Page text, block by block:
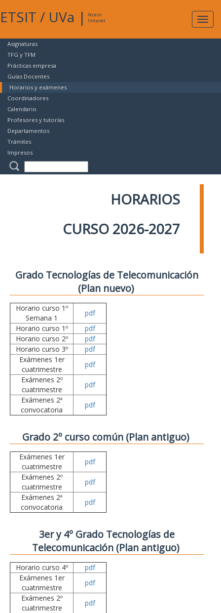
ETSIT / UVa |
Acceso
Intranet
Asignaturas
TFG y TFM
Prácticas empresa
Guías Docentes
Horarios y exámenes
Coordinadores
Calendario
Profesores y tutorías
Departamentos
Trámites
Impresos
HORARIOS
CURSO 2026-2027
Grado Tecnologías de Telecomunicación
(Plan nuevo)
Horario curso 1º
Semana 1
pdf
Horario curso 1º
pdf
Horario curso 2º
pdf
Horario curso 3º
pdf
Exámenes 1er
cuatrimestre
pdf
Exámenes 2º
cuatrimestre
pdf
Exámenes 2ª
convocatoria
pdf
Grado 2º curso común (Plan antiguo)
Exámenes 1er
cuatrimestre
pdf
Exámenes 2º
cuatrimestre
pdf
Exámenes 2ª
convocatoria
pdf
3er y 4º Grado Tecnologías de
Telecomunicación (Plan antiguo)
Horario curso 4º
pdf
Exámenes 1er
cuatrimestre
pdf
Exámenes 2º
cuatrimestre
pdf